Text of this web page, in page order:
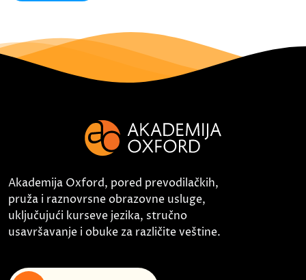
Akademija Oxford, pored prevodilačkih,
pruža i raznovrsne obrazovne usluge,
uključujući kurseve jezika, stručno
usavršavanje i obuke za različite veštine.